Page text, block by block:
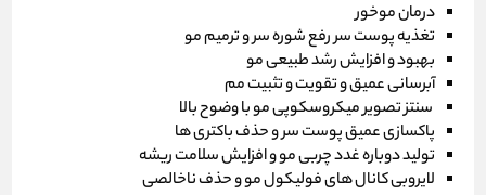
درمان موخور
تغذیه پوست سر رفع شوره سر و ترمیم مو
بهبود و افزایش رشد طبیعی مو
آبرسانی عمیق و تقویت و تثبیت مم
سنتز تصویر میکروسکوپی مو با وضوح بالا
پاکسازی عمیق پوست سر و حذف باکتری ها
تولید دوباره غدد چربی مو و افزایش سلامت ریشه
لایروبی کانال های فولیکول مو و حذف ناخالصی